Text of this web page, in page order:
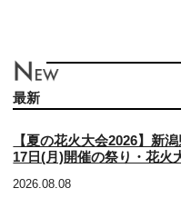
最新
【夏の花火大会2026】新
17日(月)開催の祭り・花火
2026.08.08